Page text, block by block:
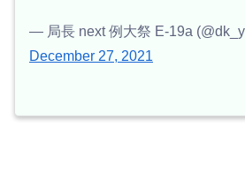
— 局長 next 例大祭 E-19a
December 27, 2021